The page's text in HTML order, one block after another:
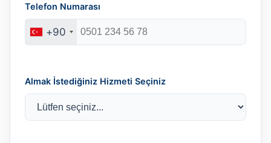
Telefon Numarası
+90
Almak İstediğiniz Hizmeti Seçiniz